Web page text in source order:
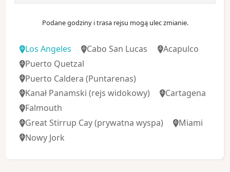
Podane godziny i trasa rejsu mogą ulec zmianie.
Los Angeles Cabo San Lucas
Acapulco
Puerto Quetzal
Puerto Caldera (Puntarenas)
Kanał Panamski (rejs widokowy)
Cartagena
Falmouth
Great Stirrup Cay(prywatna wyspa)
Miami
Nowy Jork